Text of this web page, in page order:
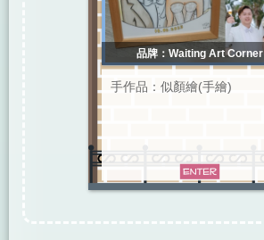
品牌：Waiting Art Corner
手作品：似顏繪(手繪)